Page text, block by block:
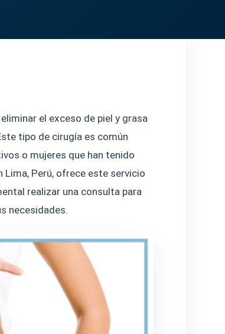
el exceso de piel y grasa
tipo de cirugía es común
o mujeres que han tenido
Lima, Perú, ofrece este servicio
realizar una consulta para
necesidades.